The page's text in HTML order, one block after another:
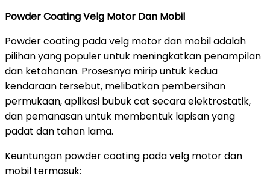
Powder Coating Velg Motor Dan Mobil
Powder coating pada velg motor dan mobil adalah
pilihan yang populer untuk meningkatkan penampilan
dan ketahanan. Prosesnya mirip untuk kedua
kendaraan tersebut, melibatkan pembersihan
permukaan, aplikasi bubuk cat secara elektrostatik,
dan pemanasan untuk membentuk lapisan yang
padat dan tahan lama.
Keuntungan powder coating pada velg motor dan
mobil termasuk: